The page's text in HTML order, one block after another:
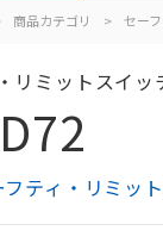
商品カテゴリ > セーフ
リミットスイッ
ティ・リミッ